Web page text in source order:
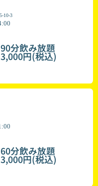
10-3
90分飲み放題
3,000円(税込)
60分飲み放題
3,000円(税込)